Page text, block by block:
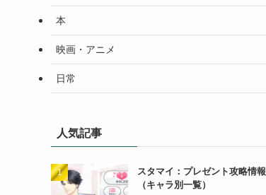
本
映画・アニメ
日常
人気記事
スタマイ：プレゼント攻略情報
（キャラ別一覧）